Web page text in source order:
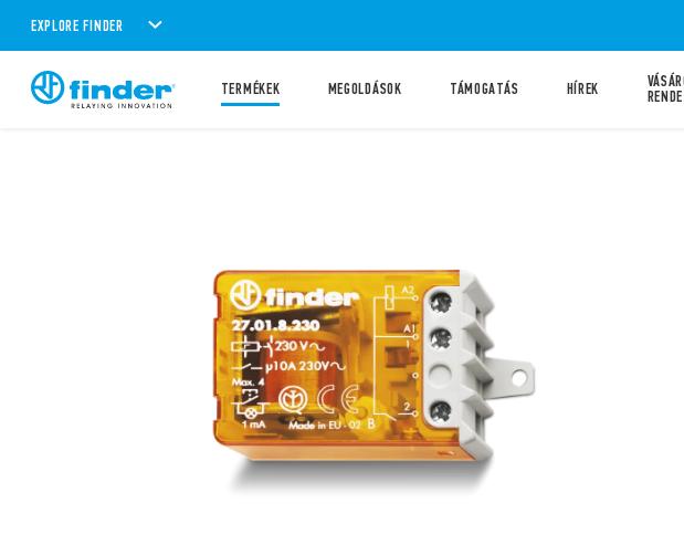
EXPLORE FINDER
TERMÉKEK MEGOLDÁSOK TÁMOGATÁS HÍREK